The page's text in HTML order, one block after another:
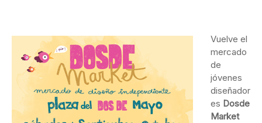
Vuelve el
mercado
de
jóvenes
diseñador
es Dosde
Market